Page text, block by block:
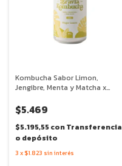
Kombucha Sabor Limon,
Jengibre, Menta y Matcha x
$5.469
$5.195,55conTransferencia
o depósito
3 x $1.823 sin interés